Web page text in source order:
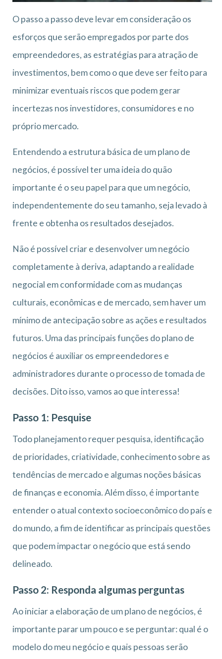
O passo a passo deve levar em consideração os
esforços que serão empregados por parte dos
empreendedores, as estratégias para atração de
investimentos, bem como o que deve ser feito para
minimizar eventuais riscos que podem gerar
incertezas nos investidores, consumidores e no
próprio mercado.
Entendendo a estrutura básica de um plano de
negócios, é possível ter uma ideia do quão
importante é o seu papel para que um negócio,
independentemente do seu tamanho, seja levado à
frente e obtenha os resultados desejados.
Não é possível criar e desenvolver um negócio
completamente à deriva, adaptando a realidade
negocial em conformidade com as mudanças
culturais, econômicas e de mercado, sem haver um
mínimo de antecipação sobre as ações e resultados
futuros. Uma das principais funções do plano de
negócios é auxiliar os empreendedores e
administradores durante o processo de tomada de
decisões. Dito isso, vamos ao que interessa!
Passo 1: Pesquise
Todo planejamento requer pesquisa, identificação
de prioridades, criatividade, conhecimento sobre as
tendências de mercado e algumas noções básicas
de finanças e economia. Além disso, é importante
entender o atual contexto socioeconômico do país e
do mundo, a fim de identificar as principais questões
que podem impactar o negócio que está sendo
delineado.
Passo 2: Responda algumas perguntas
Ao iniciar a elaboração de um plano de negócios, é
importante parar um pouco e se perguntar: qual é o
modelo do meu negócio e quais pessoas serão